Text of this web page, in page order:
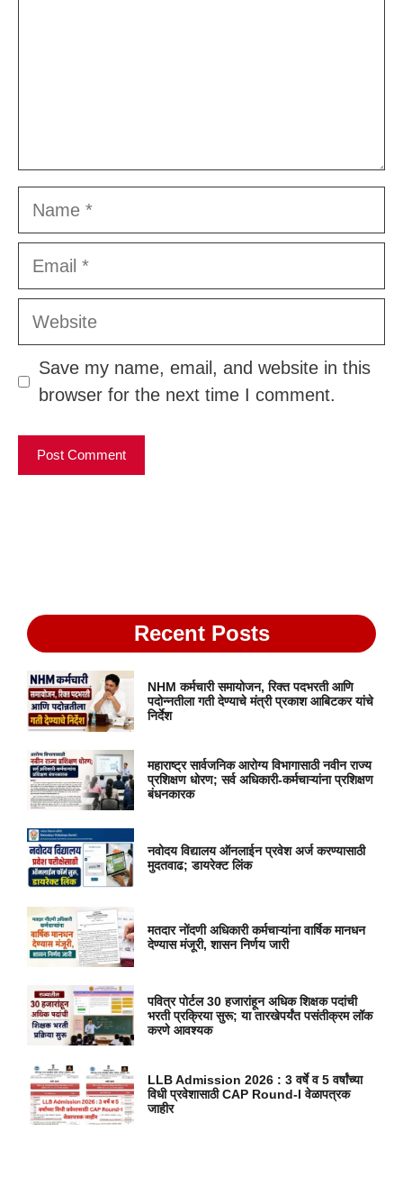
Name
Email
Website
Save my name, email, and website in this
browser for the next time I comment.
Recent Posts
NHM कर्मचारी समायोजन, रिक्त पदभरती आणि
पदोन्नतीला गती देण्याचे मंत्री प्रकाश आबिटकर यांचे
निर्देश
महाराष्ट्र सार्वजनिक आरोग्य विभागासाठी नवीन राज्य
प्रशिक्षण धोरण; सर्व अधिकारी-कर्मचाऱ्यांना प्रशिक्षण
बंधनकारक
नवोदय विद्यालय ऑनलाईन प्रवेश अर्ज करण्यासाठी
मुदतवाढ; डायरेक्ट लिंक
मतदार नोंदणी अधिकारी कर्मचाऱ्यांना वार्षिक मानधन
देण्यास मंजूरी, शासन निर्णय जारी
पवित्र पोर्टल 30 हजारांहून अधिक शिक्षक पदांची
भरती प्रक्रिया सुरू; या तारखेपर्यंत पसंतीक्रम लॉक
करणे आवश्यक
LLB Admission 2026 : 3 वर्षे व 5 वर्षांच्या
विधी प्रवेशासाठी CAP Round-I वेळापत्रक
जाहीर